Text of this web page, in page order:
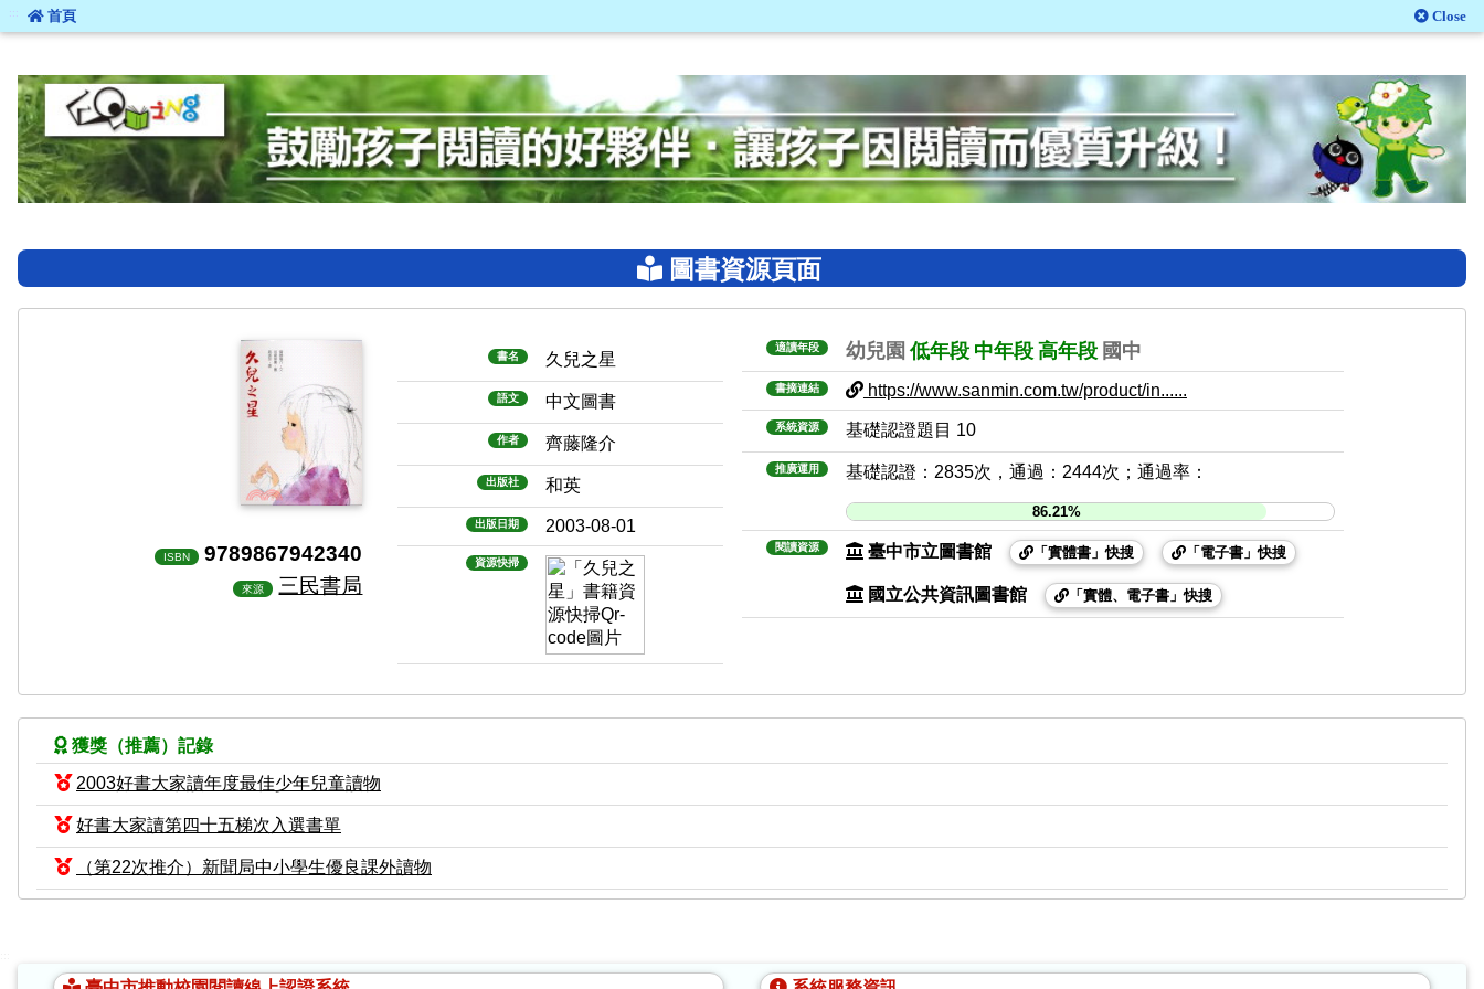
::: 首頁 Close
圖書資源頁面
ISBN 9789867942340
來源 三民書局
書名 久兒之星
語文 中文圖書
作者 齊藤隆介
出版社 和英
出版日期 2003-08-01
資源快掃
適讀年段 幼兒園 低年段 中年段 高年段 國中
書摘連結 https://www.sanmin.com.tw/product/in......
系統資源 基礎認證題目 10
推廣運用 基礎認證：2835次，通過：2444次；通過率：
86.21%
閱讀資源 臺中市立圖書館 「實體書」快搜 「電子書」快搜
國立公共資訊圖書館 「實體、電子書」快搜
獲獎（推薦）記錄
2003好書大家讀年度最佳少年兒童讀物
好書大家讀第四十五梯次入選書單
（第22次推介）新聞局中小學生優良課外讀物